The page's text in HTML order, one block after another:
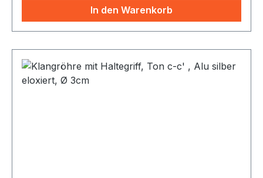
Windspiele gelten in Teilen Asiens als
Glücksbringer. Außen angebracht lässt der Wind
den Klangklöppel an die Röhrenglocken
schlagen, wodurch wunderschöne Töne erzeugt
werden.
In den Warenkorb